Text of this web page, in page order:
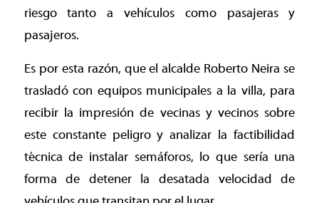
riesgo tanto a vehículos como pasajeras y
pasajeros.
Es por esta razón, que el alcalde Roberto Neira se
trasladó con equipos municipales a la villa, para
recibir la impresión de vecinas y vecinos sobre
este constante peligro y analizar la factibilidad
técnica de instalar semáforos, lo que sería una
forma de detener la desatada velocidad de